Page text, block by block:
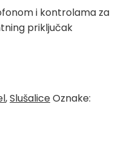
i kontrolama za
priključak
,SlušaliceOznake: